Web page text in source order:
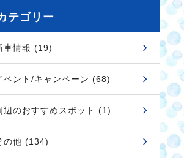
テゴリー
車情報 (19)
ベント/キャンペーン (68)
辺のおすすめスポット (1)
の他 (134)